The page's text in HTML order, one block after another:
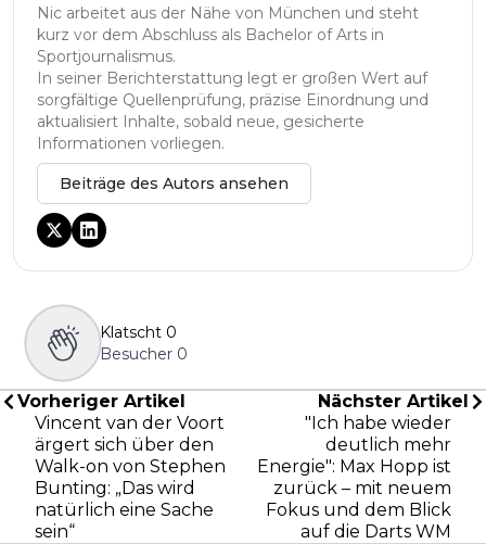
Nic arbeitet aus der Nähe von München und steht
kurz vor dem Abschluss als Bachelor of Arts in
Sportjournalismus.
In seiner Berichterstattung legt er großen Wert auf
sorgfältige Quellenprüfung, präzise Einordnung und
aktualisiert Inhalte, sobald neue, gesicherte
Informationen vorliegen.
Beiträge des Autors ansehen
Klatscht 0
Besucher 0
Vorheriger Artikel
Vincent van der Voort
ärgert sich über den
Walk-on von Stephen
Bunting: „Das wird
natürlich eine Sache
sein“
Nächster Artikel
"Ich habe wieder
deutlich mehr
Energie": Max Hopp ist
zurück – mit neuem
Fokus und dem Blick
auf die Darts WM